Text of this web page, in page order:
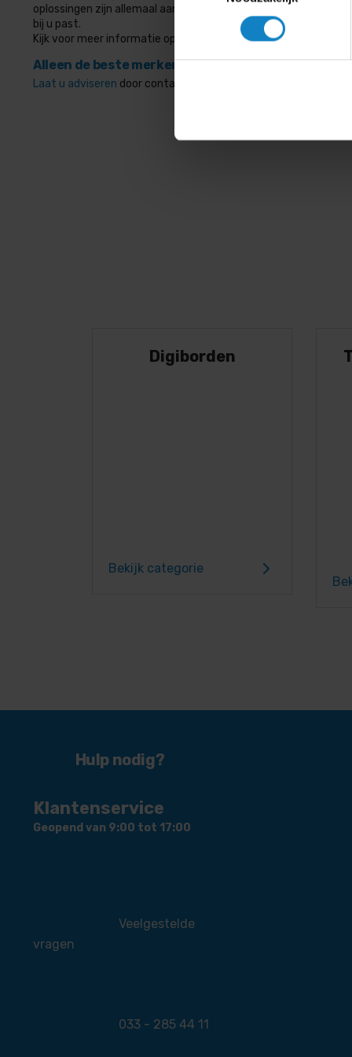
oplossingen zijn allemaal aanwezig in onze showroom, waar u
bij u past.
Kijk voor meer informatie op onze websiteHCS Interactief
Alleen de beste merken bij Digibord-Shop!
Laat u adviseren door contact op te nemen met onze
Digiborden
Bekijk categorie
Hulp nodig?
Klantenservice
Geopend van 9:00 tot 17:00
Veelgestelde
vragen
033 - 285 44 11